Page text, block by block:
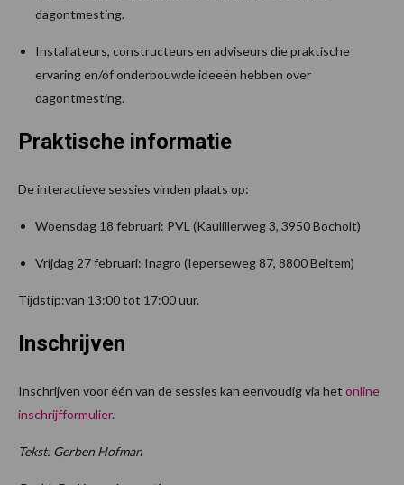
dagontmesting.
Installateurs, constructeurs en adviseurs die praktische
ervaring en/of onderbouwde ideeën hebben over
dagontmesting.
Praktische informatie
De interactieve sessies vinden plaats op:
Woensdag 18 februari: PVL (Kaulillerweg 3, 3950 Bocholt)
Vrijdag 27 februari: Inagro (Ieperseweg 87, 8800 Beitem)
Tijdstip:van 13:00 tot 17:00 uur.
Inschrijven
Inschrijven voor één van de sessies kan eenvoudig via het online
inschrijfformulier.
Tekst: Gerben Hofman